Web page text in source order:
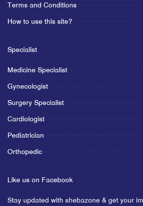
Terms and Conditions
How to use this site?
Specialist
Medicine Specialist
Gynecologist
Surgery Specialist
Cardiologist
Pediatrician
Orthopedic
Like us on Facebook
Stay updated with shebazone & get your